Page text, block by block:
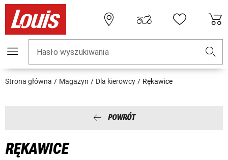
Hasło wyszukiwania
Strona główna Magazyn Dla kierowcy Rękawice
POWRÓT
RĘKAWICE